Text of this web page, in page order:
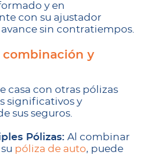
y en
con su ajustador
sin contratiempos.
combinación y
casa con otras pólizas
significativos y
sus seguros.
Pólizas: Al combinar
póliza de auto, puede